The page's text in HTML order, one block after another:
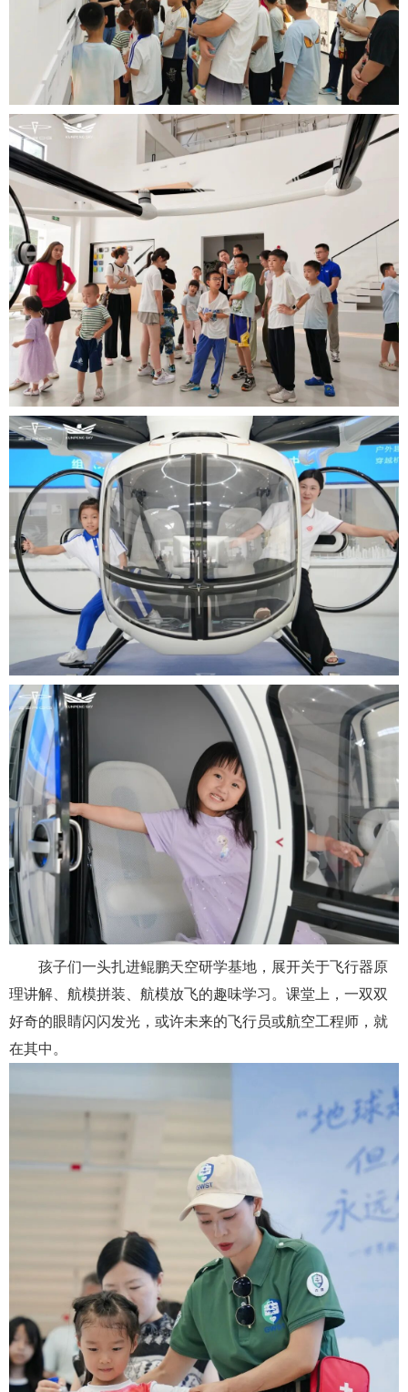
孩子们一头扎进鲲鹏天空研学基地，展开关于飞行器原
理讲解、航模拼装、航模放飞的趣味学习 。课堂上，一双双
好奇的眼睛闪闪发光 ， 或许未来的飞行员或航空工程师，就
在其中。